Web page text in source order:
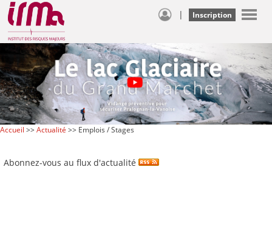
| Inscription
Accueil >>Actualité >> Emplois / Stages
Abonnez-vous au flux d'actualité